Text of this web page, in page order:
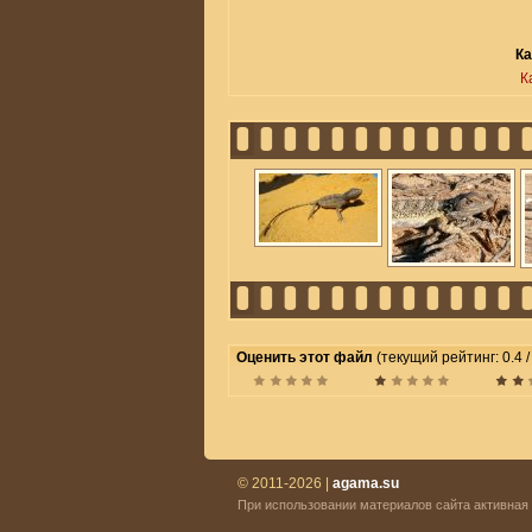
Оценить этот файл (текущий рейтинг: 0.4
© 2011-2026 | agama.su
При использовании материалов сайта